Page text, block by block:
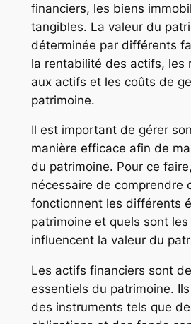
financiers, les biens
tangibles. La valeur du
déterminée par différents
la rentabilité des actifs, les
aux actifs et les coûts de
patrimoine.
Il est important de gérer
manière efficace afin de
du patrimoine. Pour ce
nécessaire de comprendre
fonctionnent les différents
patrimoine et quels sont
influencent la valeur du
Les actifs financiers sont
essentiels du patrimoine.
des instruments tels que